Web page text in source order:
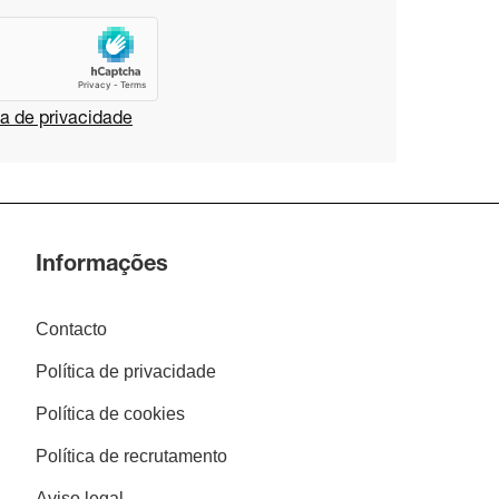
de privacidade
Informações
Contacto
Política de privacidade
Política de cookies
Política de recrutamento